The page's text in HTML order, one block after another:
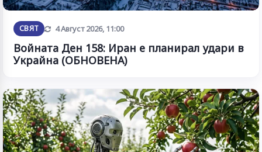
СВЯТ Обновена
4 Август 2026, 11:00
Войната Ден 158: Иран е планирал удари в
Украйна (ОБНОВЕНА)